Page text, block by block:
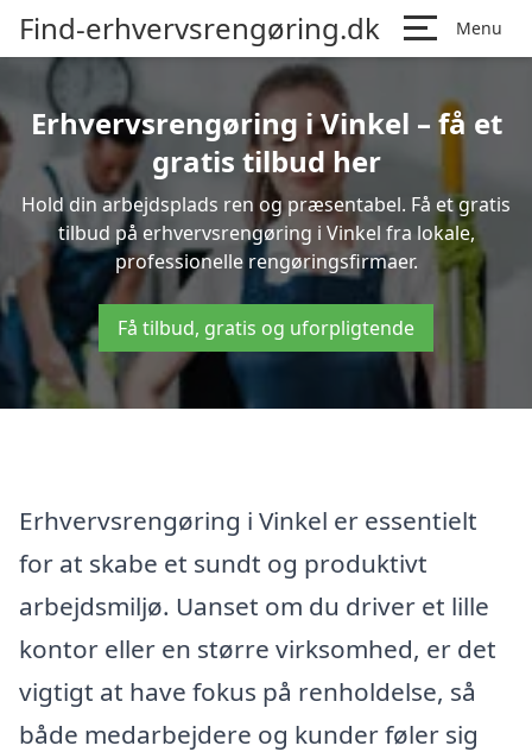
Find-erhvervsrengøring.dk Menu
Erhvervsrengøring i Vinkel – få et
gratis tilbud her
Hold din arbejdsplads ren og præsentabel. Få et gratis
tilbud på erhvervsrengøring i Vinkel fra lokale,
professionelle rengøringsfirmaer.
Få tilbud, gratis og uforpligtende
Erhvervsrengøring i Vinkel er essentielt
for at skabe et sundt og produktivt
arbejdsmiljø. Uanset om du driver et lille
kontor eller en større virksomhed, er det
vigtigt at have fokus på renholdelse, så
både medarbejdere og kunder føler sig